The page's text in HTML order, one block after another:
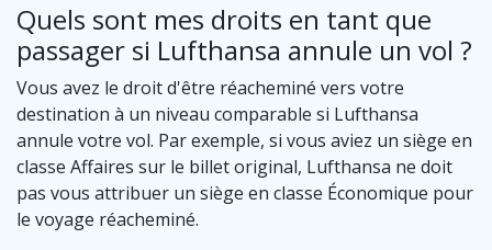
Quels sont mes droits en tant que
passager si Lufthansa annule un vol ?
Vous avez le droit d'être réacheminé vers votre
destination à un niveau comparable si Lufthansa
annule votre vol. Par exemple, si vous aviez un siège en
classe Affaires sur le billet original, Lufthansa ne doit
pas vous attribuer un siège en classe Économique pour
le voyage réacheminé.